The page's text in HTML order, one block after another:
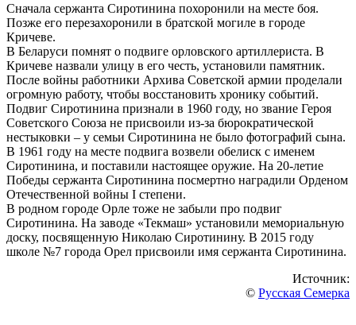
Сначала сержанта Сиротинина похоронили на месте боя.
Позже его перезахоронили в братской могиле в городе
Кричеве.
В Беларуси помнят о подвиге орловского артиллериста. В
Кричеве назвали улицу в его честь, установили памятник.
После войны работники Архива Советской армии проделали
огромную работу, чтобы восстановить хронику событий.
Подвиг Сиротинина признали в 1960 году, но звание Героя
Советского Союза не присвоили из-за бюрократической
нестыковки – у семьи Сиротинина не было фотографий сына.
В 1961 году на месте подвига возвели обелиск с именем
Сиротинина, и поставили настоящее оружие. На 20-летие
Победы сержанта Сиротинина посмертно наградили Орденом
Отечественной войны I степени.
В родном городе Орле тоже не забыли про подвиг
Сиротинина. На заводе «Текмаш» установили мемориальную
доску, посвященную Николаю Сиротинину. В 2015 году
школе №7 города Орел присвоили имя сержанта Сиротинина.
Источник:
© Русская Семерка